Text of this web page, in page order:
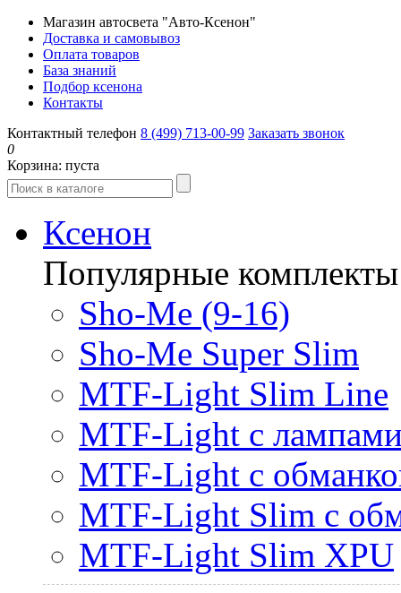
Магазин автосвета "Авто-Ксенон"
Доставка и самовывоз
Оплата товаров
База знаний
Подбор ксенона
Контакты
Контактный телефон 8 (499) 713-00-99 Заказать звонок
0
Корзина: пуста
Ксенон
Популярные комплекты
Sho-Me (9-16)
Sho-Me Super Slim
MTF-Light Slim Line
MTF-Light с
MTF-Light с
MTF-Light Slim с
MTF-Light Slim XPU